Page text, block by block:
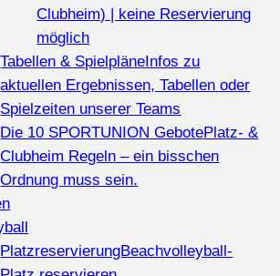
Clubheim) | keine Reservierung
möglich
Tabellen & SpielpläneInfos zu
aktuellen Ergebnissen, Tabellen oder
Spielzeiten unserer Teams
Die 10 SPORTUNION GebotePlatz- &
Clubheim Regeln – ein bisschen
Ordnung muss sein.
PlatzreservierungBeachvolleyball-